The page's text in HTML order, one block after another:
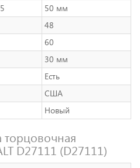
50 мм
48
60
30 мм
Есть
США
Новый
торцовочная
D27111 (D27111)